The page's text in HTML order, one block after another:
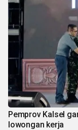
Pemprov Kalsel
lowongan kerja